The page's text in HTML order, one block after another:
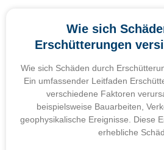
Wie sich
Erschütterungen
Wie sich Schäden durch
Ein umfassender Leitfaden
verschiedene Faktoren
beispielsweise Bauarbeiten,
geophysikalische Ereignisse. Diese
erhebliche